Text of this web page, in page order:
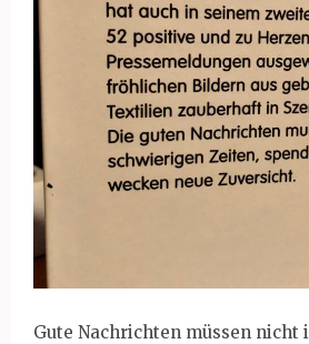
Gute Nachrichten müssen